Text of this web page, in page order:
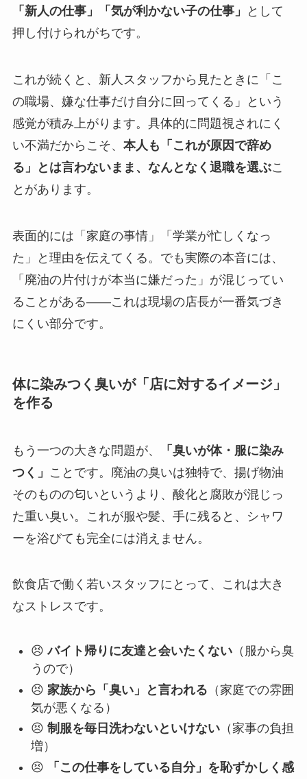
「新人の仕事」「気が利かない子の仕事」
として
押し付けられがちです。
これが続くと、新人スタッフから見たときに「こ
の職場、嫌な仕事だけ自分に回ってくる」という
感覚が積み上がります。具体的に問題視されにく
い不満だからこそ、 本人も「これが原因で辞め
る」とは言わないまま、なんとなく退職を選ぶこ
とがあります。
表面的には「家庭の事情」「学業が忙しくなっ
た」と理由を伝えてくる。でも実際の本音には、
「廃油の片付けが本当に嫌だった」が混じってい
ることがある——これは現場の店長が一番気づき
にくい部分です。
体に染みつく臭いが「店に対するイメージ」
を作る
もう一つの大きな問題が、
「臭いが体・服に染み
つく」 ことです。廃油の臭いは独特で、揚げ物油
そのものの匂いというより、酸化と腐敗が混じっ
た重い臭い。これが服や髪、手に残ると、シャワ
ーを浴びても完全には消えません。
飲食店で働く若いスタッフにとって、これは大き
なストレスです。
😣バイト帰りに友達と会いたくない（服から臭
うので）
😣 家族から「臭い」と言われる （家庭での雰囲
気が悪くなる）
😣 制服を毎日洗わないといけない（家事の負担
増）
😣
「この仕事をしている自分」を恥ずかしく感